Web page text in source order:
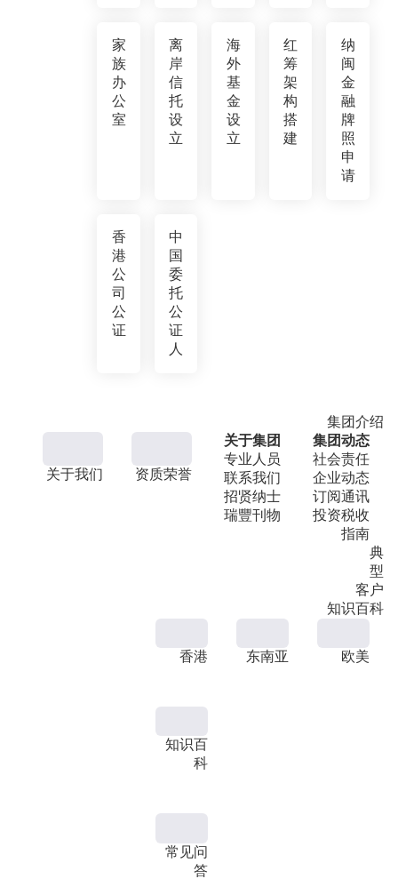
家
族
办
公
室
离
岸
信
托
设
立
海
外
基
金
设
立
红
筹
架
构
搭
建
纳
闽
金
融
牌
照
申
请
香
港
公
司
公
证
中
国
委
托
公
证
人
集团介绍
关于我们 资质荣誉
关于集团
专业人员
联系我们
招贤纳士
瑞豐刊物
集团动态
社会责任
企业动态
订阅通讯
投资税收
指南
典
型
客户
知识百科
香港 东南亚 欧美
知识百
科
常见问
答